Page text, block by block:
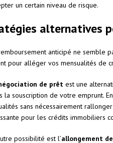
un certain niveau de risque.
alternatives
anticipé ne semble
pour alléger vos mensualités de
de prêt est une
la souscription de votre emprunt.
sans nécessairement
pour les crédits immobiliers
possibilité est l’allongement